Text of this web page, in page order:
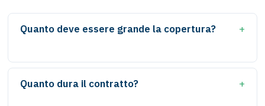
Quanto deve essere grande la copertura?
La superficie utile parte indicativamente da circa
5.000 m², ma valutiamo caso per caso: contattaci per
Quanto dura il contratto?